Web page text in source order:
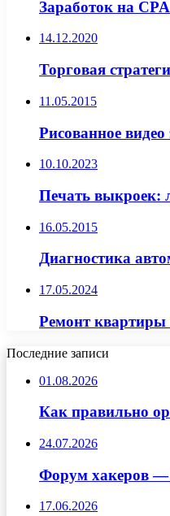
Заработок на CPA
14.12.2020
Торговая
11.05.2015
Рисованное
10.10.2023
Печать выкроек:
16.05.2015
Диагностика
17.05.2024
Ремонт квартиры
Последние записи
01.08.2026
Как правильно
24.07.2026
Форум хакеров —
17.06.2026